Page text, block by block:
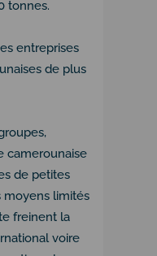
tonnes.
entreprises
de plus
camerounaise
de petites
moyens limités
freinent la
voire